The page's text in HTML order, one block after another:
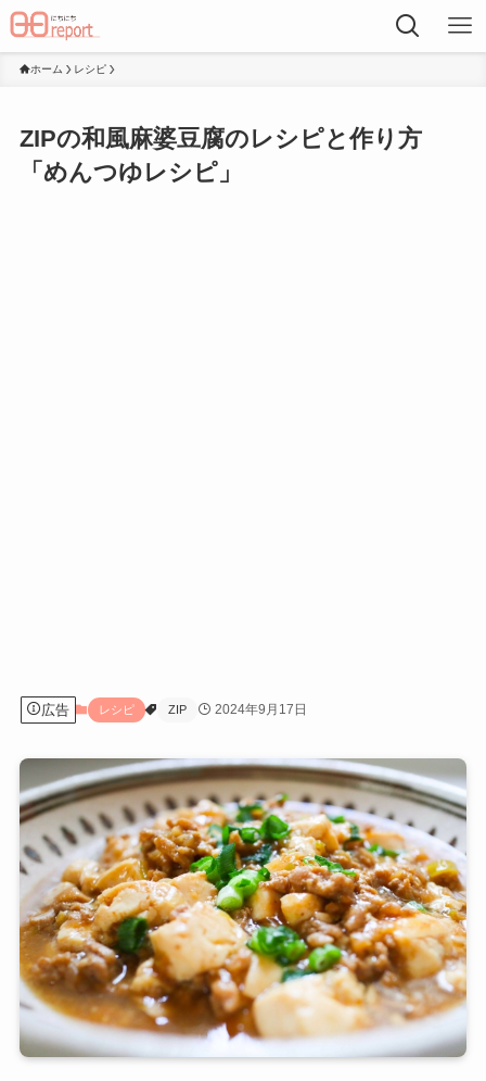
ホーム レシピ
ZIPの和風麻婆豆腐のレシピと作り方
「めんつゆレシピ」
広告 レシピ ZIP 2024年9月17日